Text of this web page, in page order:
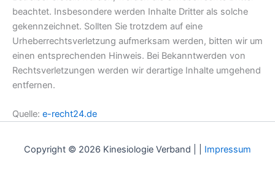
beachtet. Insbesondere werden Inhalte Dritter als solche
gekennzeichnet. Sollten Sie trotzdem auf eine
Urheberrechtsverletzung aufmerksam werden, bitten wir um
einen entsprechenden Hinweis. Bei Bekanntwerden von
Rechtsverletzungen werden wir derartige Inhalte umgehend
entfernen.
Quelle: e-recht24.de
Copyright © 2026 Kinesiologie Verband | | Impressum